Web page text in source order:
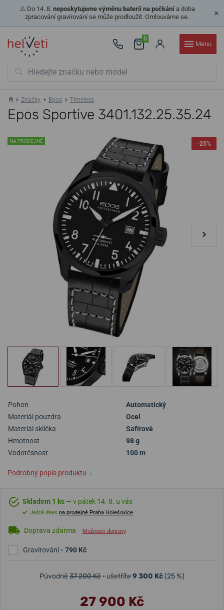
⚠️ Do 14. 8. neposkytujeme výměnu baterií na počkánía doba
zpracování gravírování se může prodloužit. Omlouváme se.
0
Menu
Značky Epos Timeless
Epos Sportive 3401.132.25.35.24
NA PRODEJNĚ -25%
Pohon
Automatický
Materiál pouzdra
Ocel
Materiál sklíčka
Safírové
Hmotnost
98 g
Vodotěsnost
100 m
Podrobný popis produktu ↓
Skladem 1 ks — v pátek 14. 8. u vás
Ještě dnes na prodejně Praha Holešovice
Doprava zdarma Možnosti dopravy
Gravírování- 790 Kč
Původně 37 200 Kč • ušetříte 9 300 Kč(25 %)
27 900 Kč